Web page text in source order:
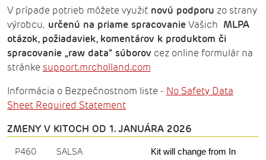
V prípade potrieb môžete využiť novú podporu zo strany
výrobcu, určenú na priame spracovanieVašich MLPA
otázok, požiadaviek, komentárov k produktom či
spracovanie „raw data“ súborov cez online formulár na
stránke support.mrcholland.com
Informácia o Bezpečnostnom liste - No Safety Data
Sheet Required Statement
ZMENY V KITOCH OD 1. JANUÁRA 2026
P460
SALSA
Kit will change from In